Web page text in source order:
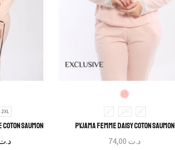
2XL
Saumon
L S/M XL
Pyjama Femme Daisy Coton Saumon
د.ت